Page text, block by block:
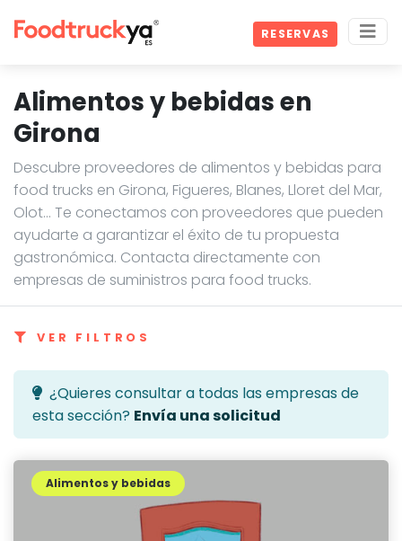
RESERVAS
Alimentos y bebidas en
Girona
Descubre proveedores de alimentos y bebidas para
food trucks en Girona, Figueres, Blanes, Lloret del Mar,
Olot… Te conectamos con proveedores que pueden
ayudarte a garantizar el éxito de tu propuesta
gastronómica. Contacta directamente con
empresas de suministros para food trucks.
VER FILTROS
¿Quieres consultar a todas las empresas de
esta sección? Envía una solicitud
Alimentos y bebidas